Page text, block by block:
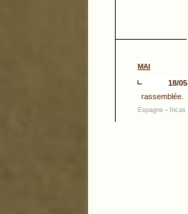
MAI
18/05
rassemblée.
Espagne - Incas